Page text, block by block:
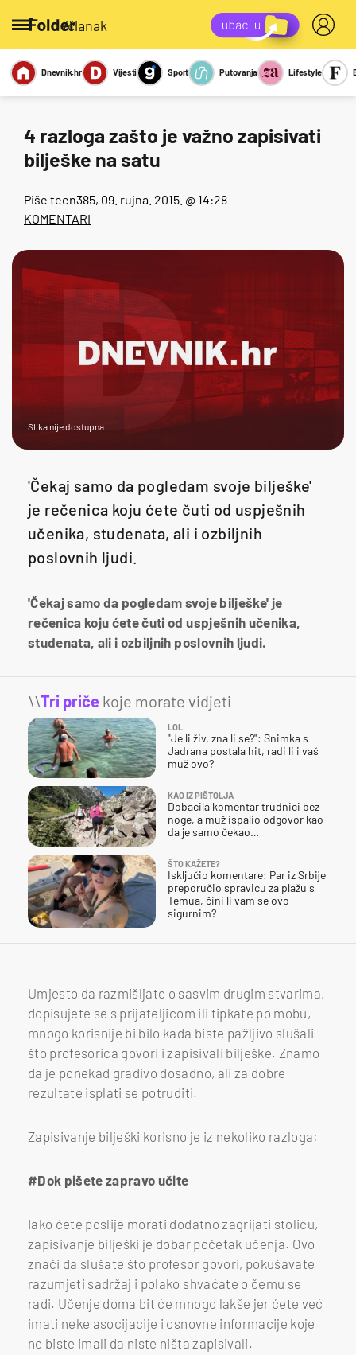
/članak
Miks Kviz
Report
Dnevnik.hr Vijesti Sport Putovanja Lifestyle
4 razloga zašto je važno zapisivati
bilješke na satu
Piše teen385, 09. rujna. 2015. @ 14:28
KOMENTARI
Slika nije dostupna
'Čekaj samo da pogledam svoje bilješke'
je rečenica koju ćete čuti od uspješnih
učenika, studenata, ali i ozbiljnih
poslovnih ljudi.
'Čekaj samo da pogledam svoje bilješke' je
rečenica koju ćete čuti od uspješnih učenika,
studenata, ali i ozbiljnih poslovnih ljudi.
\\Tri priče koje morate vidjeti
LOL
"Je li živ, zna li se?": Snimka s
Jadrana postala hit, radi li i vaš
muž ovo?
KAO IZ PIŠTOLJA
Dobacila komentar trudnici bez
noge, a muž ispalio odgovor kao
da je samo čekao…
ŠTO KAŽETE?
Isključio komentare: Par iz Srbije
preporučio spravicu za plažu s
Temua, čini li vam se ovo
sigurnim?
Umjesto da razmišljate o sasvim drugim stvarima,
dopisujete se s prijateljicom ili tipkate po mobu,
mnogo korisnije bi bilo kada biste pažljivo slušali
što profesorica govori i zapisivali bilješke. Znamo
da je ponekad gradivo dosadno, ali za dobre
rezultate isplati se potruditi.
Zapisivanje bilješki korisno je iz nekoliko razloga:
#Dok pišete zapravo učite
Iako ćete poslije morati dodatno zagrijati stolicu,
zapisivanje bilješki je dobar početak učenja. Ovo
znači da slušate što profesor govori, pokušavate
razumjeti sadržaj i polako shvaćate o čemu se
radi. Učenje doma bit će mnogo lakše jer ćete već
imati neke asocijacije i osnovne informacije koje
ne biste imali da niste ništa zapisivali.